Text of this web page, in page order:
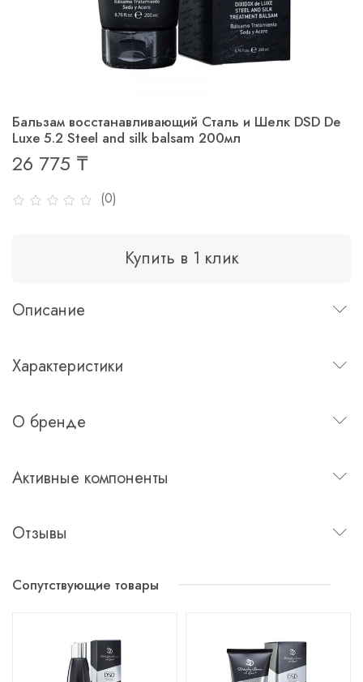
(0)
Бальзам восстанавливающий Сталь и Шелк DSD De
Luxe 5.2 Steel and silk balsam 200мл
26 775 ₸
Купить в 1 клик
Описание
Характеристики
О бренде
Активные компоненты
Отзывы
Сопутствующие товары